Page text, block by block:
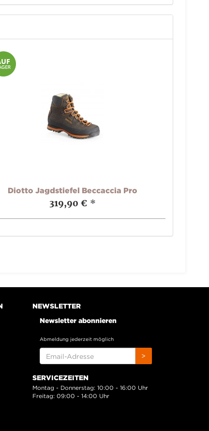
Diotto Jagdstiefel Beccaccia Pro
319,90 € *
NEWSLETTER
Newsletter abonnieren
Abmeldung jederzeit möglich
ADRESSE
>
SERVICEZEITEN
Montag - Donnerstag: 10:00 - 16:00 Uhr
Freitag: 09:00 - 14:00 Uhr